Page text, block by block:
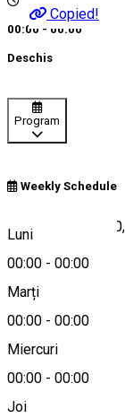
Copied!
00:00 - 00:00
Deschis
Program
Weekly Schedule
Luni
00:00 - 00:00
Marți
00:00 - 00:00
Miercuri
00:00 - 00:00
Joi
Strada Dunării
Hartă